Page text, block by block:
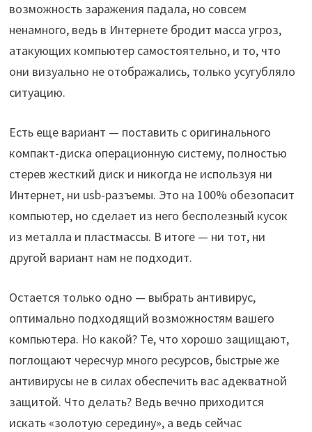
возможность заражения падала, но совсем
ненамного, ведь в Интернете бродит масса угроз,
атакующих компьютер самостоятельно, и то, что
они визуально не отображались, только усугубляло
ситуацию.
Есть еще вариант — поставить с оригинального
компакт-диска операционную систему, полностью
стерев жесткий диск и никогда не используя ни
Интернет, ни usb-разъемы. Это на 100% обезопасит
компьютер, но сделает из него бесполезный кусок
из металла и пластмассы. В итоге — ни тот, ни
другой вариант нам не подходит.
Остается только одно — выбрать антивирус,
оптимально подходящий возможностям вашего
компьютера. Но какой? Те, что хорошо защищают,
поглощают чересчур много ресурсов, быстрые же
антивирусы не в силах обеспечить вас адекватной
защитой. Что делать? Ведь вечно приходится
искать «золотую середину», а ведь сейчас